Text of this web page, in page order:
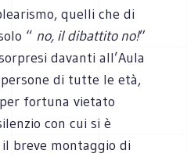
quelli che di
“ no, il dibattito no!”
davanti all’Aula
di tutte le età,
fortuna vietato
con cui si è
breve montaggio di